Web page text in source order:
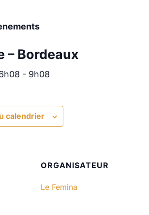
– Bordeaux
- 9h08
calendrier
ORGANISATEUR
Le Femina